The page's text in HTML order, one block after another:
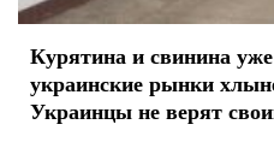
Курятина и свинина
украинские рынки
Украинцы не верят